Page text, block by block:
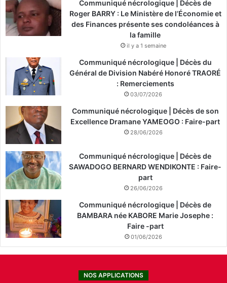
Communiqué nécrologique | Décès de
Roger BARRY : Le Ministère de l’Économie et
des Finances présente ses condoléances à
la famille
il y a 1 semaine
Communiqué nécrologique | Décès du
Général de Division Nabéré Honoré TRAORÉ
: Remerciements
03/07/2026
Communiqué nécrologique | Décès de son
Excellence Dramane YAMEOGO : Faire-part
28/06/2026
Communiqué nécrologique | Décès de
SAWADOGO BERNARD WENDIKONTE : Faire-
part
26/06/2026
Communiqué nécrologique | Décès de
BAMBARA née KABORE Marie Josephe :
Faire -part
01/06/2026
NOS APPLICATIONS